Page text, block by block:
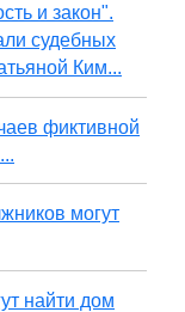
и закон".
судебных
Ким...
фиктивной
могут
найти дом